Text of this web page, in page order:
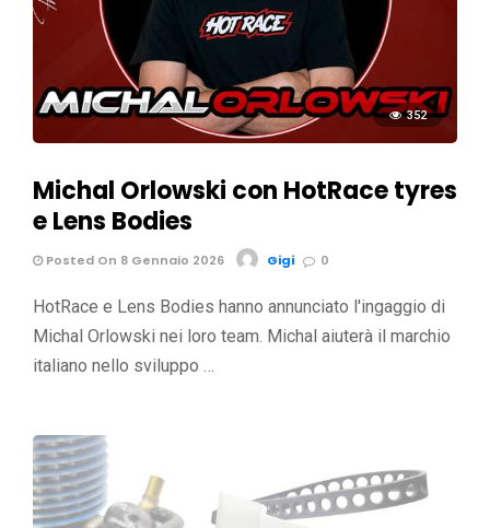
352
Michal Orlowski con HotRace tyres
e Lens Bodies
Posted On 8 Gennaio 2026 Gigi 0
HotRace e Lens Bodies hanno annunciato l'ingaggio di
Michal Orlowski nei loro team. Michal aiuterà il marchio
italiano nello sviluppo …